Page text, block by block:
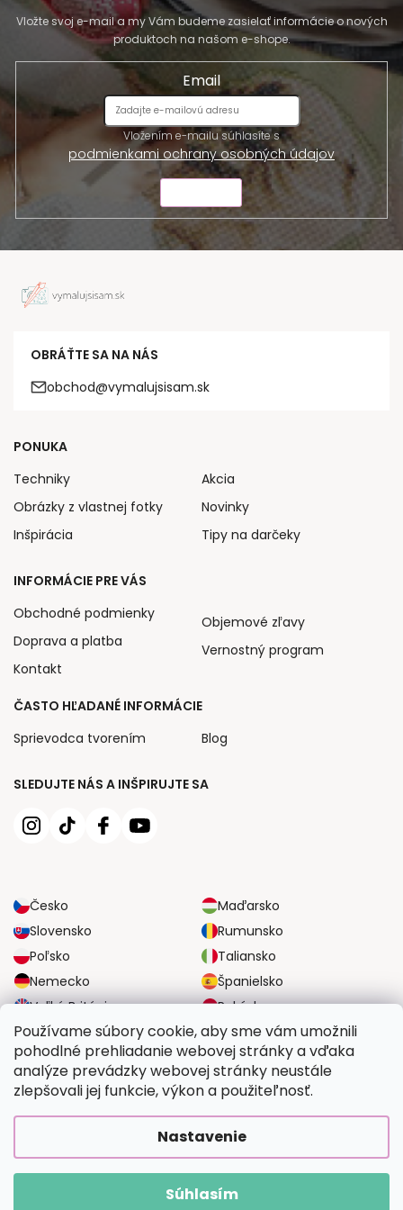
Používame súbory cookie, aby sme vám umožnili
pohodlné prehliadanie webovej stránky a vďaka
analýze prevádzky webovej stránky neustále
zlepšovali jej funkcie, výkon a použiteľnosť.
Nastavenie
Súhlasím
Vložte svoj e-mail a my Vám budeme zasielať informácie o nových
produktoch na našom e-shope.
Email
Vložením e-mailu súhlasíte s
podmienkami ochrany osobných údajov
OBRÁŤTE SA NA NÁS
obchod@vymalujsisam.sk
SLEDUJTE NÁS A INŠPIRUJTE SA
Česko
Maďarsko
Slovensko
Rumunsko
Poľsko
Taliansko
Nemecko
Španielsko
Veľká Británia
Rakúsko
PONUKA
Techniky
Obrázky z vlastnej fotky
Inšpirácia
Akcia
Novinky
Tipy na darčeky
INFORMÁCIE PRE VÁS
Obchodné podmienky
Doprava a platba
Kontakt
Objemové zľavy
Vernostný program
ČASTO HĽADANÉ INFORMÁCIE
Sprievodca tvorením
Blog
SPOĽAHLIVÉ MOŽNOSTI DOPRAVY
BEZPEČNÉ MOŽNOSTI PLATBY
Vymalujsisam.sk. Všetky práva vyhradené.